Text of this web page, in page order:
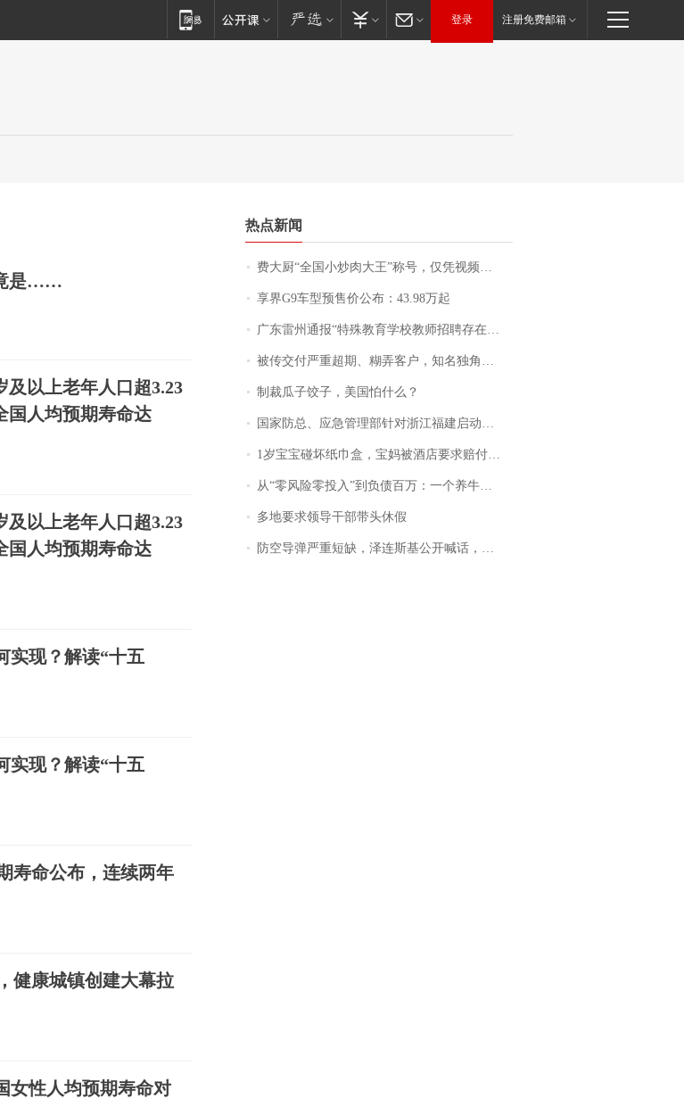
登录 注册免费邮箱
是……
及以上老年人口超3.23
国人均预期寿命达
及以上老年人口超3.23
国人均预期寿命达
实现？解读“十五
实现？解读“十五
寿命公布，连续两年
健康城镇创建大幕拉
女性人均预期寿命对
热点新闻
费大厨“全国小炒肉大王”称号，仅凭视频评出？中国烹饪协会回应
享界G9车型预售价公布：43.98万起
广东雷州通报“特殊教育学校教师招聘存在违规行为”：已启动问责程序 副校长被停职
被传交付严重超期、糊弄客户，知名独角兽车企创始人回应：都没证据，将依法采取措施，“本人长期与美国交管局保持沟通，对方表示肯定”
制裁瓜子饺子，美国怕什么？
国家防总、应急管理部针对浙江福建启动防汛防台风四级应急响应
1岁宝宝碰坏纸巾盒，宝妈被酒店要求赔付924元！三亚一酒店回复：骨瓷定制！网友一查价格，吵翻了
从“零风险零投入”到负债百万：一个养牛项目崩盘后，谁该为农户的贷款买单丨红星调查
多地要求领导干部带头休假
防空导弹严重短缺，泽连斯基公开喊话，乌克兰失去导弹拦截能力？